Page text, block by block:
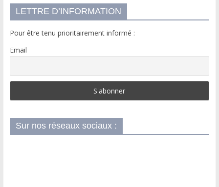
LETTRE D’INFORMATION
Pour être tenu prioritairement informé :
Email
Sur nos réseaux sociaux :